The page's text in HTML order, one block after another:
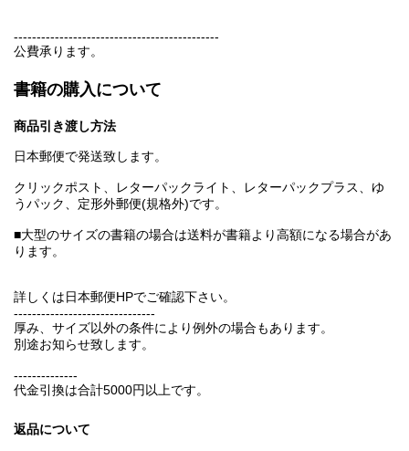
---------------------------------------------
公費承ります。
書籍の購入について
商品引き渡し方法
日本郵便で発送致します。
クリックポスト、レターパックライト、レターパックプラス、ゆ
うパック、定形外郵便(規格外)です。
■大型のサイズの書籍の場合は送料が書籍より高額になる場合があ
ります。
詳しくは日本郵便HPでご確認下さい。
-------------------------------
厚み、サイズ以外の条件により例外の場合もあります。
別途お知らせ致します。
--------------
代金引換は合計5000円以上です。
返品について